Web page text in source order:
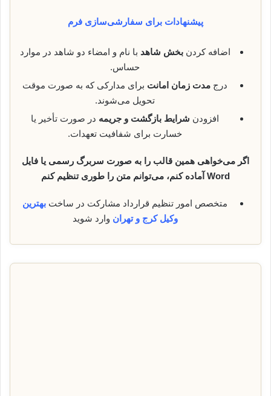
پیشنهادات برای سفارشی‌سازی فرم
اضافه کردنبخش شاهد با نام و امضاء دو شاهد در موارد
حساس.
درج مدت زمان امانت برای مدارکی که به صورت موقت
تحویل می‌شوند.
افزودن شرایط بازگشت و جریمه در صورت تأخیر یا
خسارت برای شفافیت تعهدات.
اگر می‌خواهی همین قالب را به صورت سربرگ رسمی یا فایل
Word آماده کنم، می‌توانم متن را طوری تنظیم کنم
متخصص امور تنظیم قرارداد مشارکت در ساخت بهترین
وکیل کرج و تهران وارد شوید